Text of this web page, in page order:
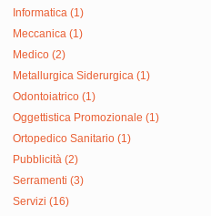
Informatica (1)
Meccanica (1)
Medico (2)
Metallurgica Siderurgica (1)
Odontoiatrico (1)
Oggettistica Promozionale (1)
Ortopedico Sanitario (1)
Pubblicità (2)
Serramenti (3)
Servizi (16)